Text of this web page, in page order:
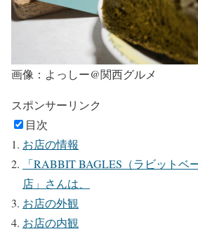
画像：よっしー@関西グルメ
スポンサーリンク
目次
お店の情報
「RABBIT BAGLES（ラビットベ
店」さんは、
お店の外観
お店の内観